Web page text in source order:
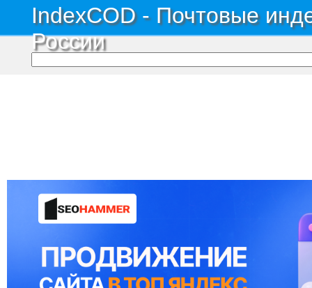
IndexCOD - Почтовые
России